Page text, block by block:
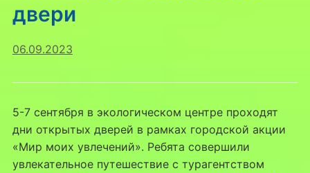
двери
06.09.2023
5-7 сентября в экологическом центре проходят
дни открытых дверей в рамках городской акции
«Мир моих увлечений». Ребята совершили
увлекательное путешествие с турагентством